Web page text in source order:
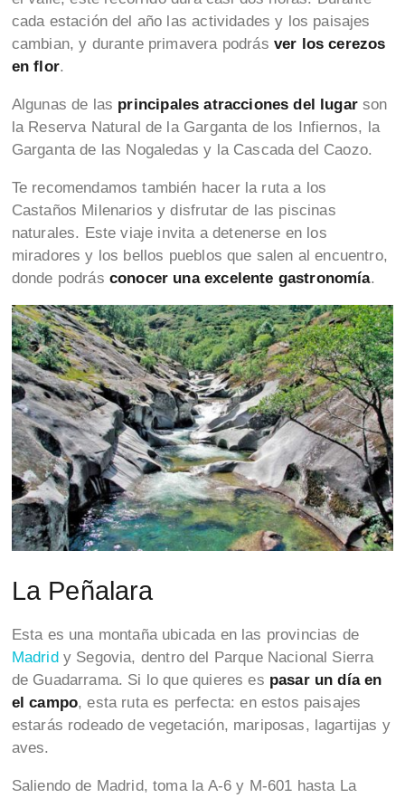
cada estación del año las actividades y los paisajes
cambian, y durante primavera podrás ver los cerezos
en flor.
Algunas de las principales atracciones del lugarson
la Reserva Natural de la Garganta de los Infiernos, la
Garganta de las Nogaledas y la Cascada del Caozo.
Te recomendamos también hacer la ruta a los
Castaños Milenarios y disfrutar de las piscinas
naturales. Este viaje invita a detenerse en los
miradores y los bellos pueblos que salen al encuentro,
donde podrás conocer una excelente gastronomía.
La Peñalara
Esta es una montaña ubicada en las provincias de
Madrid y Segovia, dentro del Parque Nacional Sierra
de Guadarrama. Si lo que quieres es pasar un día en
el campo, esta ruta es perfecta: en estos paisajes
estarás rodeado de vegetación, mariposas, lagartijas y
aves.
Saliendo de Madrid, toma la A-6 y M-601 hasta La